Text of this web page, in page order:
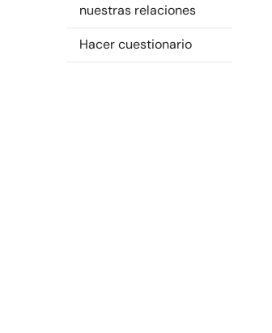
nuestras relaciones
Hacer cuestionario